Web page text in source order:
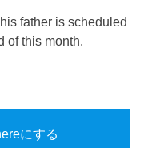
father is scheduled
of this month.
にする